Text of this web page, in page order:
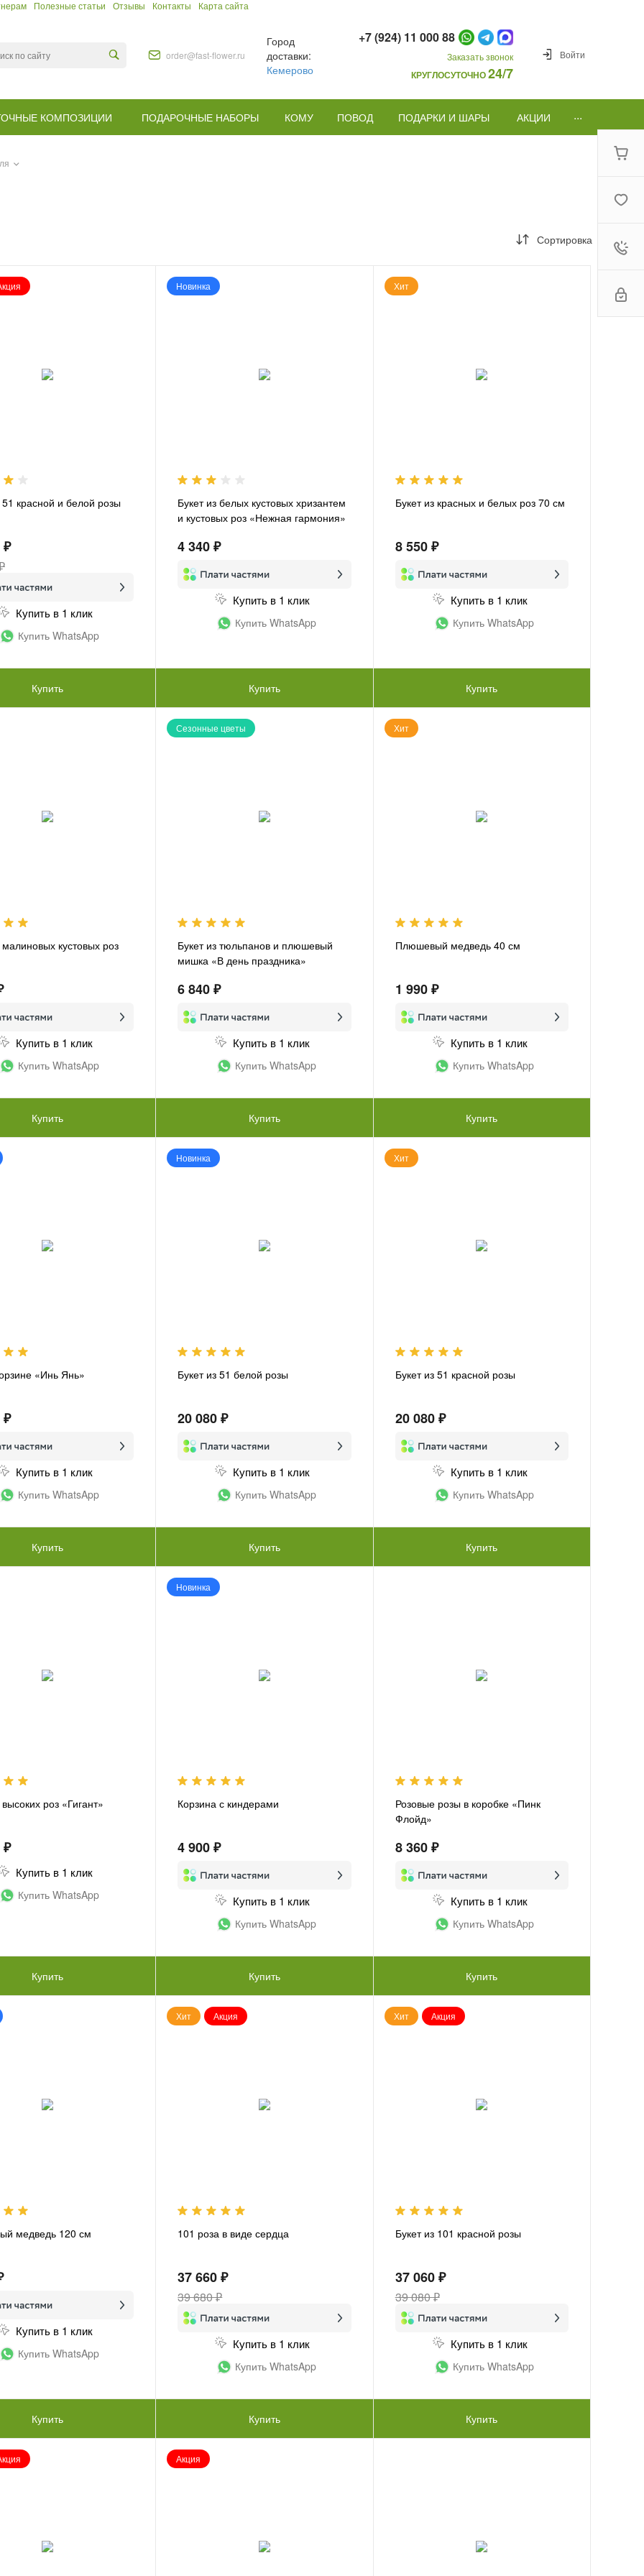
Полезные статьи Отзывы Контакты Карта сайта
order@fast-flower.ru
Город
доставки:
Кемерово
+7 (924) 11 000 88
Заказать звонок
КРУГЛОСУТОЧНО24/7
Войти
КОМПОЗИЦИИ ПОДАРОЧНЫЕ НАБОРЫ КОМУ ПОВОД ПОДАРКИ И ШАРЫ АКЦИИ ...
Сортировка
51 красной и белой розы
₽
Купить в 1 клик
Купить WhatsApp
Купить
Новинка
Букет из белых кустовых хризантем
и кустовых роз «Нежная гармония»
4 340 ₽
Купить в 1 клик
Купить WhatsApp
Купить
Хит
Букет из красных и белых роз 70 см
8 550 ₽
Купить в 1 клик
Купить WhatsApp
Купить
малиновых кустовых роз
Купить в 1 клик
Купить WhatsApp
Купить
Сезонные цветы
Букет из тюльпанов и плюшевый
мишка «В день праздника»
6 840 ₽
Купить в 1 клик
Купить WhatsApp
Купить
Хит
Плюшевый медведь 40 см
1 990 ₽
Купить в 1 клик
Купить WhatsApp
Купить
«Инь Янь»
₽
Купить в 1 клик
Купить WhatsApp
Купить
Новинка
Букет из 51 белой розы
20 080 ₽
Купить в 1 клик
Купить WhatsApp
Купить
Хит
Букет из 51 красной розы
20 080 ₽
Купить в 1 клик
Купить WhatsApp
Купить
роз «Гигант»
₽
Купить в 1 клик
Купить WhatsApp
Купить
Новинка
Корзина с киндерами
4 900 ₽
Купить в 1 клик
Купить WhatsApp
Купить
Розовые розы в коробке «Пинк
Флойд»
8 360 ₽
Купить в 1 клик
Купить WhatsApp
Купить
медведь 120 см
Купить в 1 клик
Купить WhatsApp
Купить
Хит Акция
101 роза в виде сердца
37 660 ₽
39 680 ₽
Купить в 1 клик
Купить WhatsApp
Купить
Хит Акция
Букет из 101 красной розы
37 060 ₽
39 080 ₽
Купить в 1 клик
Купить WhatsApp
Купить
Акция